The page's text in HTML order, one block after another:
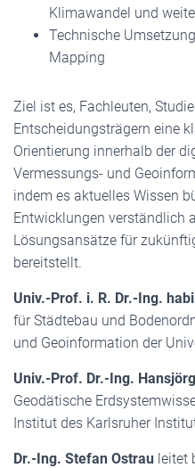
Klimawandel und
Technische
Mapping
Ziel ist es, Fachleuten,
Entscheidungsträgern eine
Orientierung innerhalb der
Vermessungs- und
indem es aktuelles Wissen
Entwicklungen verständlich
Lösungsansätze für
bereitstellt.
Univ.-Prof. i. R. Dr.-Ing.
für Städtebau und
und Geoinformation der
Univ.-Prof. Dr.-Ing.
Geodätische
Institut des Karlsruher
Dr.-Ing. Stefan Ostrau leitet